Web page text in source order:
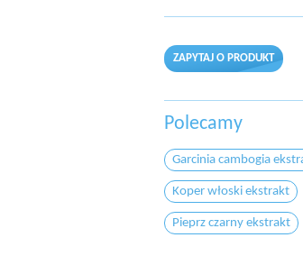
ZAPYTAJ O PRODUKT
Polecamy
Garcinia cambogia
Koper włoski ekstrakt
Pieprz czarny ekstrakt